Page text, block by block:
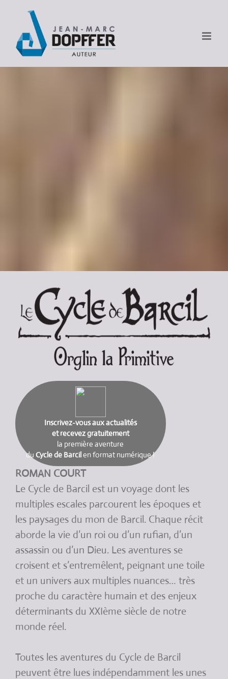
Inscrivez-vous aux actualités
et recevez gratuitement
la première aventure
duCycle de Barcil en format numérique !
ROMAN COURT
Le Cycle de Barcil est un voyage dont les
multiples escales parcourent les époques et
les paysages du mon de Barcil. Chaque récit
aborde la vie d’un roi ou d’un rufian, d’un
assassin ou d’un Dieu. Les aventures se
croisent et s’entremêlent, peignant une toile
et un univers aux multiples nuances… très
proche du caractère humain et des enjeux
déterminants du XXIème siècle de notre
monde réel.
Toutes les aventures du Cycle de Barcil
peuvent être lues indépendamment les unes